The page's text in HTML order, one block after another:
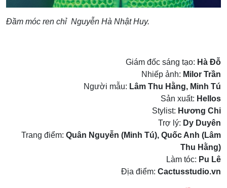
Đầm móc ren chỉ Nguyễn Hà Nhật Huy.
Giám đốc sáng tạo: Hà Đỗ
Nhiếp ảnh: Milor Trần
Người mẫu: Lâm Thu Hằng, Minh Tú
Sản xuất: Hellos
Stylist: Hương Chi
Trợ lý: Dy Duyên
Trang điểm: Quân Nguyễn (Minh Tú), Quốc Anh (Lâm
Thu Hằng)
Làm tóc: Pu Lê
Địa điểm: Cactusstudio.vn